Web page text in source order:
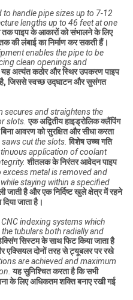
handle pipe sizes up to 7-12
lengths up to 46 feet at one
तक पाइप के आकारों को संभालने के लिए
की लंबाई का निर्माण कर सकती हैं।
enables the pipe to be
clean openings and
यह अत्यंत कठोर और स्थिर उपकरण पाइप
है, जिससे स्वच्छ उद्घाटन और सुसंगत
secures and straightens the
slots. एक अद्वितीय हाइड्रोलिक क्लैंपिंग
आवरण को सुरक्षित और सीधा करता
cut the slots. विशेष उच्च गति
application of coolant
शीतलक के निरंतर आवेदन पाइप
excess metal is removed and
staying within a specified
जाती है और एक निर्दिष्ट खुले क्षेत्र में रहने
जाता है।
indexing systems which
tubulars both radially and
सिस्टम के साथ फिट किया जाता है
एक्सियल दोनों तरह से ट्यूबलर पर रखे
are achieved and maximum
यह सुनिश्चित करता है कि सभी
के लिए अधिकतम शक्ति बनाए रखी गई